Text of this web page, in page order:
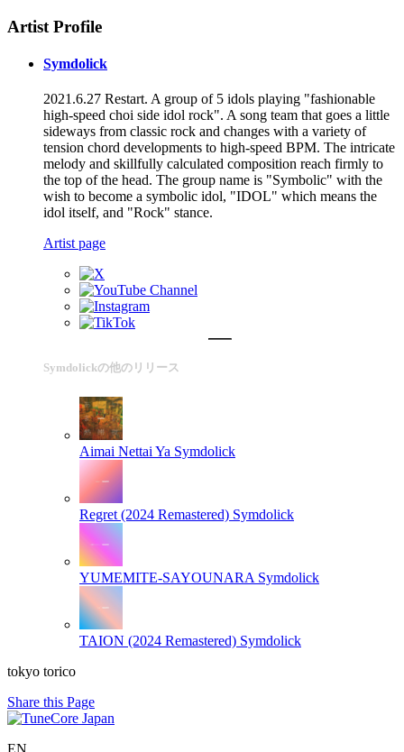
Artist Profile
Symdolick
2021.6.27 Restart. A group of 5 idols playing "fashionable
high-speed choi side idol rock". A song team that goes a little
sideways from classic rock and changes with a variety of
tension chord developments to high-speed BPM. The intricate
melody and skillfully calculated composition reach firmly to
the top of the head. The group name is "Symbolic" with the
wish to become a symbolic idol, "IDOL" which means the
idol itself, and "Rock" stance.
Artist page
Symdolickの他のリリース
Aimai Nettai Ya Symdolick
Regret (2024 Remastered) Symdolick
YUMEMITE-SAYOUNARA Symdolick
TAION (2024 Remastered) Symdolick
tokyo torico
Share this Page
EN